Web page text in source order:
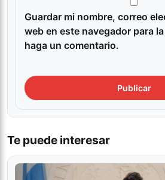
Guardar mi nombre, correo
web en este navegador para
haga un comentario.
Te puede interesar